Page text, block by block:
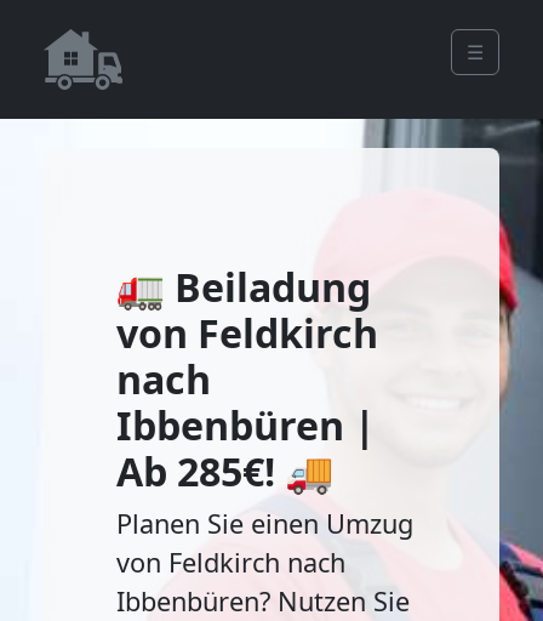
☰
🚛 Beiladung
von Feldkirch
nach
Ibbenbüren |
Ab 285€! 🚚
Planen Sie einen Umzug
von Feldkirch nach
Ibbenbüren? Nutzen Sie